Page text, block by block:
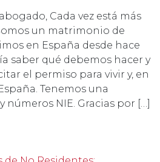
Cada vez está más
un matrimonio de
en España desde hace
saber qué debemos hacer y
el permiso para vivir y, en
Tenemos una
números NIE. Gracias por […]